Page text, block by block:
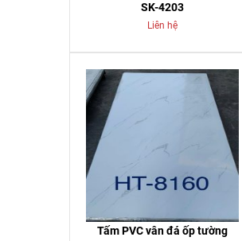
SK-4203
Liên hệ
Tấm PVC vân đá ốp tường